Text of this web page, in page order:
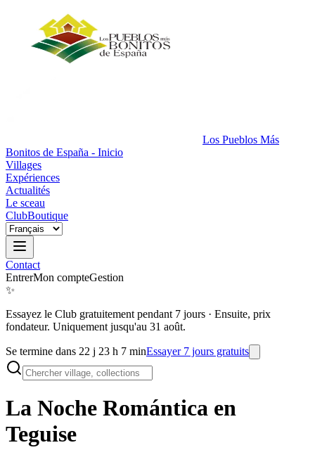
Los Pueblos Más
Bonitos de España - Inicio
Villages
Expériences
Actualités
Le sceau
ClubBoutique
Contact
EntrerMon compteGestion
✨
Essayez le Club gratuitement pendant 7 jours · Ensuite, prix
fondateur. Uniquement jusqu'au 31 août.
Se termine dans 22 j 23 h 7 minEssayer 7 jours gratuits
La Noche Romántica en
Teguise